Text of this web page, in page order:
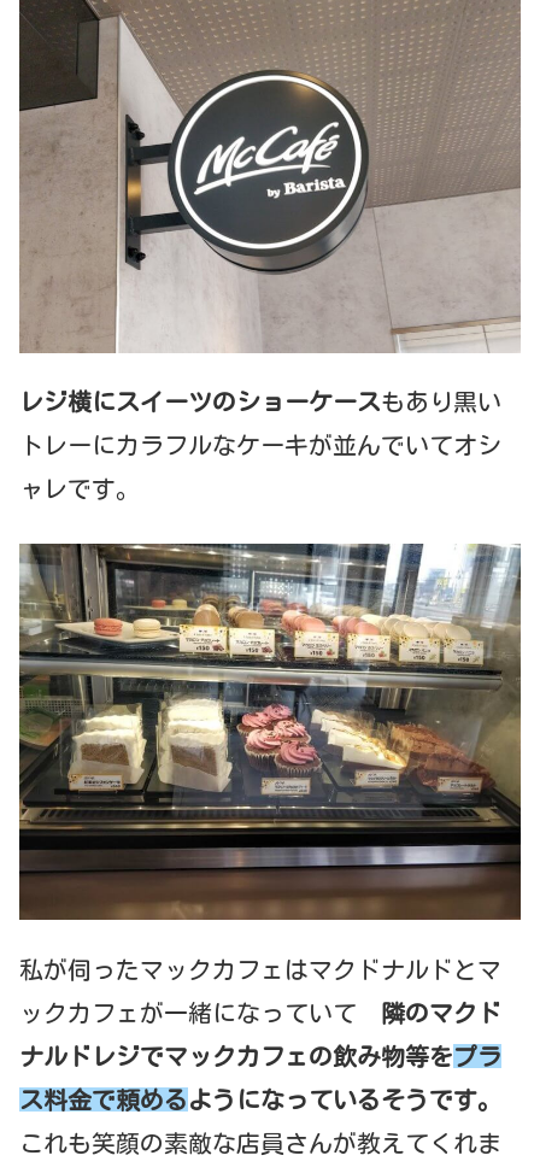
レジ横にスイーツのショーケースもあり黒い
トレーにカラフルなケーキが並んでいてオシ
ャレです。
私が伺ったマックカフェはマクドナルドとマ
ックカフェが一緒になっていて 隣のマクド
ナルドレジでマックカフェの飲み物等をプラ
ス料金で頼める ようになっているそうです。
これも笑顔の素敵な店員さんが教えてくれま